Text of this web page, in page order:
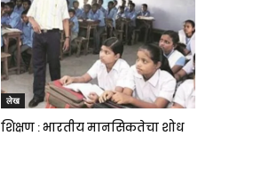
लेख
शिक्षण : भारतीय मानसिकतेचा शोध